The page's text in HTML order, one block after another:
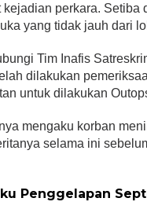
perkara. Setiba
yang tidak jauh dari
Tim Inafis
dilakukan
untuk dilakukan
mengaku korban
selama ini
Penggelapan